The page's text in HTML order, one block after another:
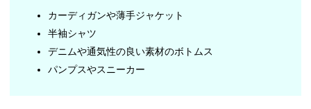
カーディガンや薄手ジャケット
半袖シャツ
デニムや通気性の良い素材のボトムス
パンプスやスニーカー